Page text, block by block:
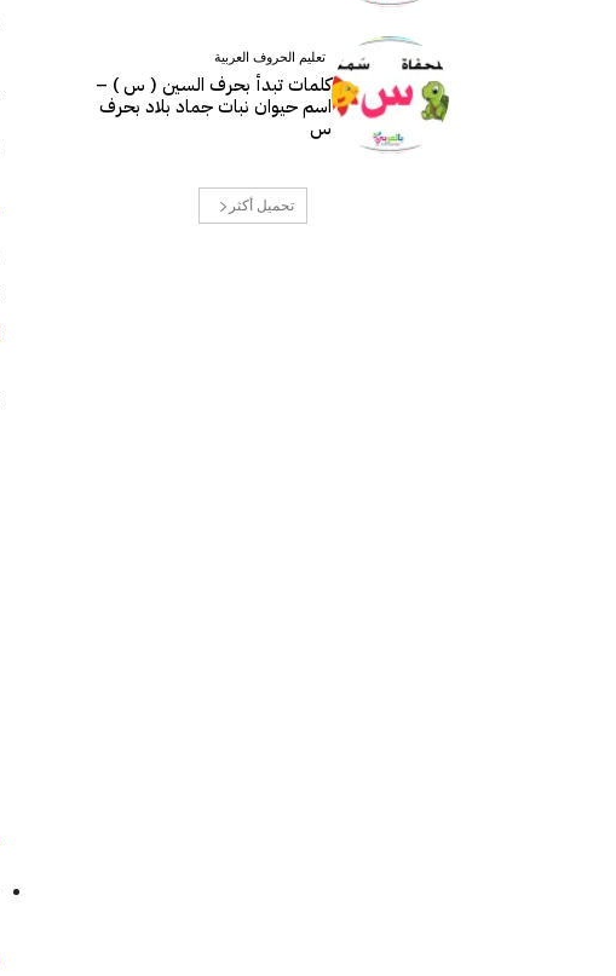
تعليم الحروف العربية
كلمات تبدأ بحرف السين ( س ) –
اسم حيوان نبات جماد بلاد بحرف
س
تحميل أكثر